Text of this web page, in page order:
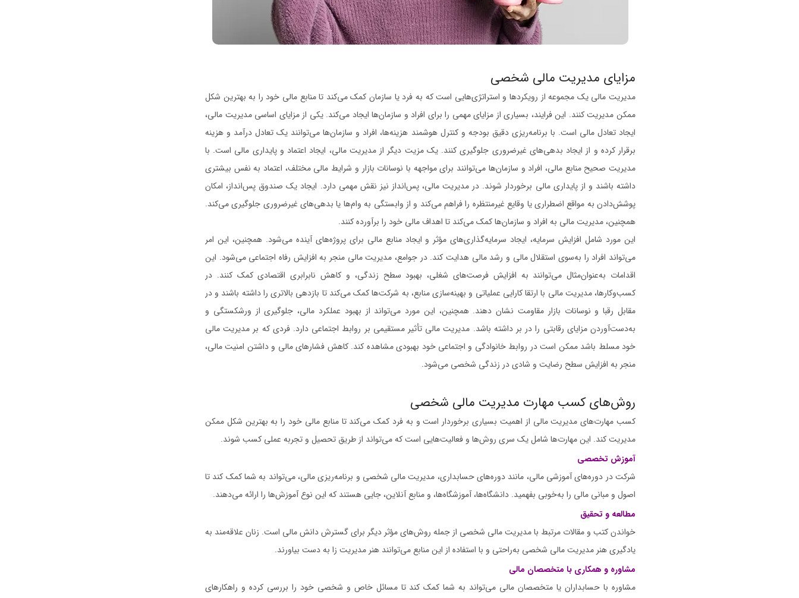
مزایای مدیریت مالی شخصی
مدیریت مالی یک مجموعه از رویکردها و استراتژی‌هایی است که به فرد یا سازمان کمک می‌کند تا منابع مالی خود را به بهترین شکل
ممکن مدیریت کنند. این فرایند، بسیاری از مزایای مهمی را برای افراد و سازمان‌ها ایجاد می‌کند. یکی از مزایای اساسی مدیریت مالی،
ایجاد تعادل مالی است. با برنامه‌ریزی دقیق بودجه و کنترل هوشمند هزینه‌ها، افراد و سازمان‌ها می‌توانند یک تعادل درآمد و هزینه
برقرار کرده و از ایجاد بدهی‌های غیرضروری جلوگیری کنند. یک مزیت دیگر از مدیریت مالی، ایجاد اعتماد و پایداری مالی است. با
مدیریت صحیح منابع مالی، افراد و سازمان‌ها می‌توانند برای مواجهه با نوسانات بازار و شرایط مالی مختلف، اعتماد به نفس بیشتری
داشته باشند و از پایداری مالی برخوردار شوند. در مدیریت مالی، پس‌انداز نیز نقش مهمی دارد. ایجاد یک صندوق پس‌انداز، امکان
پوشش‌دادن به مواقع اضطراری یا وقایع غیرمنتظره را فراهم می‌کند و از وابستگی به وام‌ها یا بدهی‌های غیرضروری جلوگیری می‌کند.
همچنین، مدیریت مالی به افراد و سازمان‌ها کمک می‌کند تا اهداف مالی خود را برآورده کنند.
این مورد شامل افزایش سرمایه، ایجاد سرمایه‌گذاری‌های مؤثر و ایجاد منابع مالی برای پروژه‌های آینده می‌شود. همچنین، این امر
می‌تواند افراد را به‌سوی استقلال مالی و رشد مالی هدایت کند. در جوامع، مدیریت مالی منجر به افزایش رفاه اجتماعی می‌شود. این
اقدامات به‌عنوان‌مثال می‌توانند به افزایش فرصت‌های شغلی، بهبود سطح زندگی، و کاهش نابرابری اقتصادی کمک کنند. در
کسب‌وکارها، مدیریت مالی با ارتقا کارایی عملیاتی و بهینه‌سازی منابع، به شرکت‌ها کمک می‌کند تا بازدهی بالاتری را داشته باشند و در
مقابل رقبا و نوسانات بازار مقاومت نشان دهند. همچنین، این مورد می‌تواند از بهبود عملکرد مالی، جلوگیری از ورشکستگی و
به‌دست‌آوردن مزایای رقابتی را در بر داشته باشد. مدیریت مالی تأثیر مستقیمی بر روابط اجتماعی دارد. فردی که بر مدیریت مالی
خود مسلط باشد ممکن است در روابط خانوادگی و اجتماعی خود بهبودی مشاهده کند. کاهش فشارهای مالی و داشتن امنیت مالی،
منجر به افزایش سطح رضایت و شادی در زندگی شخصی می‌شود.
روش‌های کسب مهارت مدیریت مالی شخصی
کسب مهارت‌های مدیریت مالی از اهمیت بسیاری برخوردار است و به فرد کمک می‌کند تا منابع مالی خود را به بهترین شکل ممکن
مدیریت کند. این مهارت‌ها شامل یک سری روش‌ها و فعالیت‌هایی است که می‌تواند از طریق تحصیل و تجربه عملی کسب شوند.
آموزش تخصصی
شرکت در دوره‌های آموزشی مالی، مانند دوره‌های حسابداری، مدیریت مالی شخصی و برنامه‌ریزی مالی، می‌تواند به شما کمک کند تا
اصول و مبانی مالی را به‌خوبی بفهمید. دانشگاه‌ها، آموزشگاه‌ها، و منابع آنلاین، جایی هستند که این نوع آموزش‌ها را ارائه می‌دهند.
مطالعه و تحقیق
خواندن کتب و مقالات مرتبط با مدیریت مالی شخصی از جمله روش‌های مؤثر دیگر برای گسترش دانش مالی است. زنان علاقه‌مند به
یادگیری هنر مدیریت مالی شخصی به‌راحتی و با استفاده از این منابع می‌توانند هنر مدیریت زا به دست بیاورند.
مشاوره و همکاری با متخصصان مالی
مشاوره با حسابداران یا متخصصان مالی می‌تواند به شما کمک کند تا مسائل خاص و شخصی خود را بررسی کرده و راهکارهای